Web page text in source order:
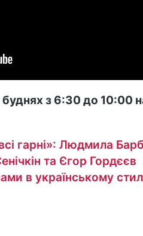
буднях з 6:30 до 10:00
гарні»: Людмила
та Єгор Гордєєв
в українському